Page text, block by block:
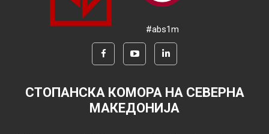
#abs1m
СТОПАНСКА КОМОРА НА СЕВЕРНА
МАКЕДОНИЈА